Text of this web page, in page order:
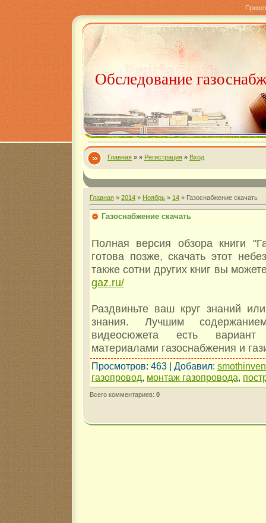
Обследование
Главная » » Регистрация » Вход
Главная » 2014 » Ноябрь » 14 » Газоснабжение скачать
Газоснабжение скачать
Полная версия обзора книги
готова позже, скачать этот
также сотни других книг вы
gaz.ru/
Раздвиньте ваш круг знаний
знания. Лучшим
видеосюжета есть вариант
материалами газоснабжения и
Просмотров: 463 | Добавил:
газопровод, монтаж газопровода,
Всего комментариев: 0